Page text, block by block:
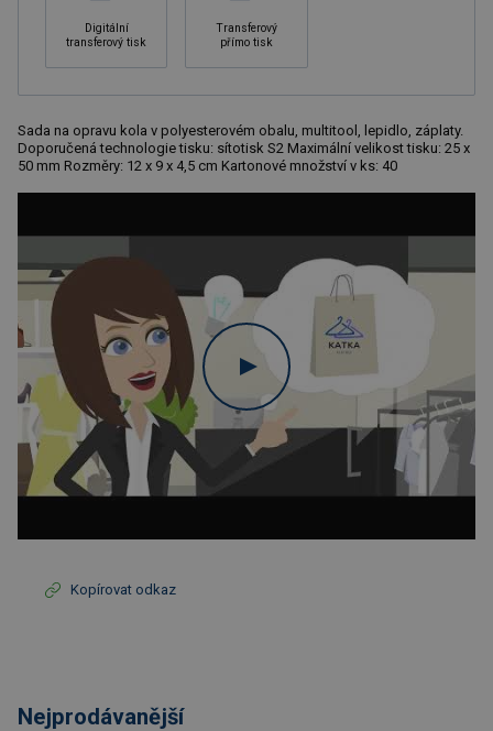
Digitální
transferový tisk
Transferový
přímo tisk
Sada na opravu kola v polyesterovém obalu, multitool, lepidlo, záplaty.
Doporučená technologie tisku: sítotisk S2 Maximální velikost tisku: 25 x
50 mm Rozměry: 12 x 9 x 4,5 cm Kartonové množství v ks: 40
Kopírovat odkaz
Nejprodávanější